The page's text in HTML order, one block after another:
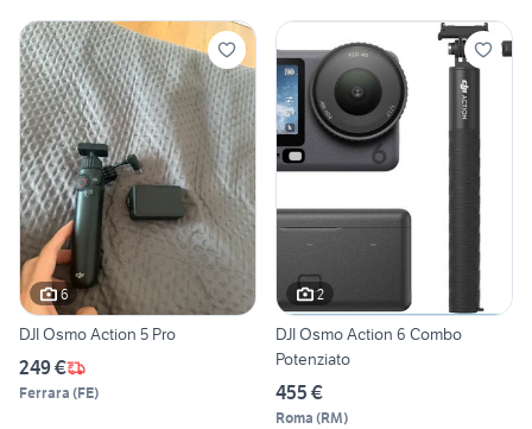
6
DJI Osmo Action 5 Pro
249 €
Ferrara (FE)
2
DJI Osmo Action 6 Combo
Potenziato
455 €
Roma (RM)